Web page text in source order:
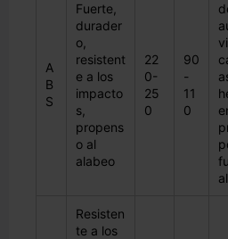
A
B
S
Fuerte,
durader
o,
resistent
e a los
impacto
s,
propens
o al
alabeo
22
0-
25
0
90
-
11
0
Resisten
te a los